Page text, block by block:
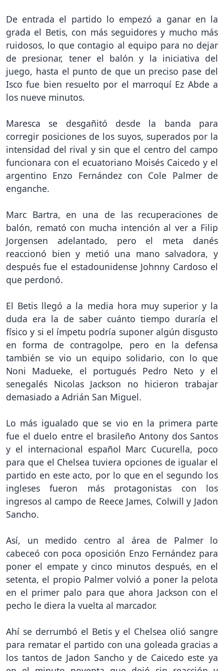
De entrada el partido lo empezó a ganar en la
grada el Betis, con más seguidores y mucho más
ruidosos, lo que contagio al equipo para no dejar
de presionar, tener el balón y la iniciativa del
juego, hasta el punto de que un preciso pase del
Isco fue bien resuelto por el marroquí Ez Abde a
los nueve minutos.
Maresca se desgañitó desde la banda para
corregir posiciones de los suyos, superados por la
intensidad del rival y sin que el centro del campo
funcionara con el ecuatoriano Moisés Caicedo y el
argentino Enzo Fernández con Cole Palmer de
enganche.
Marc Bartra, en una de las recuperaciones de
balón, remató con mucha intención al ver a Filip
Jorgensen adelantado, pero el meta danés
reaccionó bien y metió una mano salvadora, y
después fue el estadounidense Johnny Cardoso el
que perdonó.
El Betis llegó a la media hora muy superior y la
duda era la de saber cuánto tiempo duraría el
físico y si el ímpetu podría suponer algún disgusto
en forma de contragolpe, pero en la defensa
también se vio un equipo solidario, con lo que
Noni Madueke, el portugués Pedro Neto y el
senegalés Nicolas Jackson no hicieron trabajar
demasiado a Adrián San Miguel.
Lo más igualado que se vio en la primera parte
fue el duelo entre el brasileño Antony dos Santos
y el internacional español Marc Cucurella, poco
para que el Chelsea tuviera opciones de igualar el
partido en este acto, por lo que en el segundo los
ingleses fueron más protagonistas con los
ingresos al campo de Reece James, Colwill y Jadon
Sancho.
Así, un medido centro al área de Palmer lo
cabeceó con poca oposición Enzo Fernández para
poner el empate y cinco minutos después, en el
setenta, el propio Palmer volvió a poner la pelota
en el primer palo para que ahora Jackson con el
pecho le diera la vuelta al marcador.
Ahí se derrumbó el Betis y el Chelsea olió sangre
para rematar el partido con una goleada gracias a
los tantos de Jadon Sancho y de Caicedo este ya